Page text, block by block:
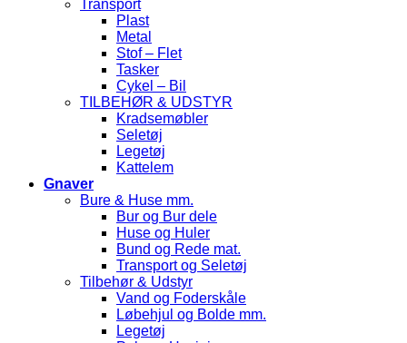
Transport
Plast
Metal
Stof – Flet
Tasker
Cykel – Bil
TILBEHØR & UDSTYR
Kradsemøbler
Seletøj
Legetøj
Kattelem
Gnaver
Bure & Huse mm.
Bur og Bur dele
Huse og Huler
Bund og Rede mat.
Transport og Seletøj
Tilbehør & Udstyr
Vand og Foderskåle
Løbehjul og Bolde mm.
Legetøj